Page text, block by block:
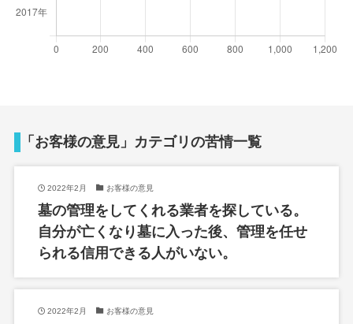
「お客様の意見」カテゴリの苦情一覧
2022年2月 お客様の意見
墓の管理をしてくれる業者を探している。
自分が亡くなり墓に入った後、管理を任せ
られる信用できる人がいない。
2022年2月 お客様の意見